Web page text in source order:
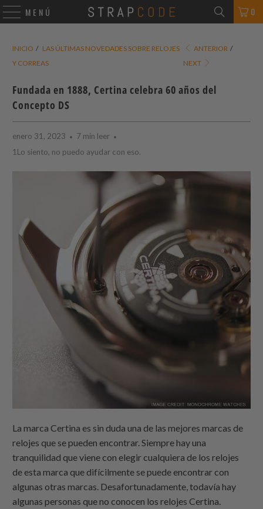
MENÚ 0
INICIO / LAS ÚLTIMAS NOVEDADES SOBRE RELOJES
Y CORREAS
ANTERIOR /
NEXT
Fundada en 1888, Certina celebra 60 años del
Concepto DS
enero 31, 2023
7 min leer
1Lo siento, no puedo ayudar con eso.
La marca Certina es sin duda una de las mejores marcas de
relojes que se pueden encontrar. Siempre hay una
tranquilidad que viene con elegir cualquiera de los relojes
de esta marca que difícilmente se puede encontrar con
algunas otras marcas. Desafortunadamente, todavía hay
algunas personas que no conocen los relojes Certina.